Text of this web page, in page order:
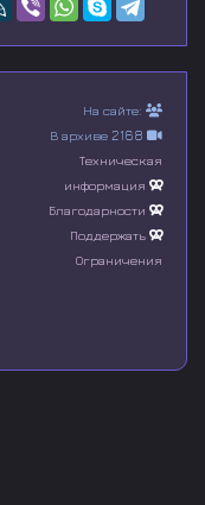
На сайте:
В архиве 2168
Техническая
информация
Благодарности
Поддержать
Ограничения